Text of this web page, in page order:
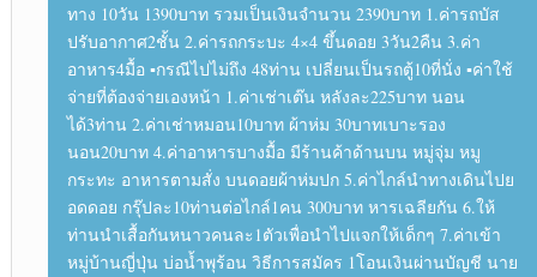
ทาง 10วัน 1390บาท รวมเป็นเงินจำนวน 2390บาท 1.ค่ารถบัส
ปรับอากาศ2ชั้น 2.ค่ารถกระบะ 4×4 ขึ้นดอย 3วัน2คืน 3.ค่า
อาหาร4มื้อ ▪︎กรณีไปไม่ถึง 48ท่าน เปลี่ยนเป็นรถตู้10ที่นั่ง ▪︎ค่าใช้
จ่ายที่ต้องจ่ายเองหน้า 1.ค่าเช่าเต๊น หลังละ225บาท นอน
ได้3ท่าน 2.ค่าเช่าหมอน10บาท ผ้าห่ม 30บาทเบาะรอง
นอน20บาท 4.ค่าอาหารบางมื้อ มีร้านค้าด้านบน หมู่จุ่ม หมู
กระทะ อาหารตามสั่ง บนดอยผ้าห่มปก 5.ค่าไกล์นำทางเดินไปย
อดดอย กรุ๊ปละ10ท่านต่อไกล์1คน 300บาท หารเฉลียกัน 6.ให้
ท่านนำเสื้อกันหนาวคนละ1ตัวเพื่อนำไปแจกให้เด็กๆ 7.ค่าเข้า
หมู่บ้านญี่ปุ่น บ่อน้ำพุร้อน วิธีการสมัคร 1โอนเงินผ่านบัญชี นาย